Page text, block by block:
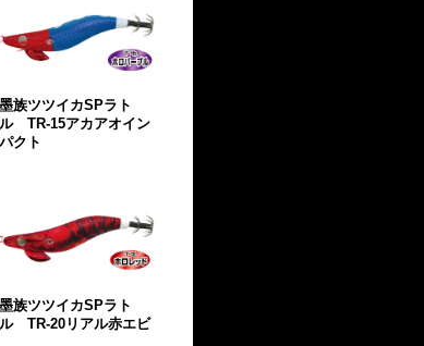
墨族ツツイカSPラト
ル TR-15アカアオイン
パクト
墨族ツツイカSPラト
ル TR-20リアル赤エビ